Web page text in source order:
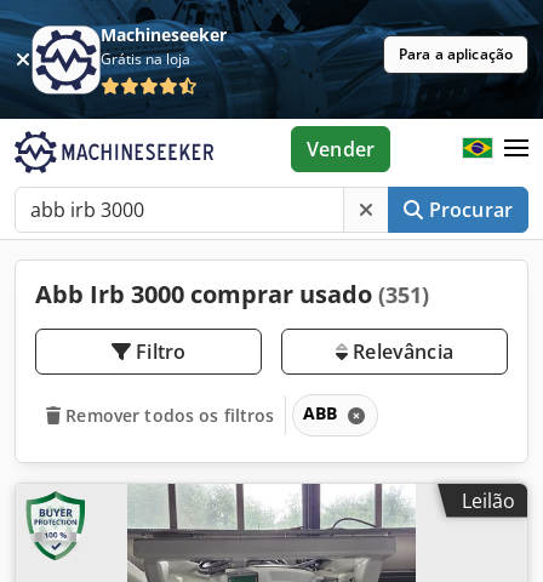
Machineseeker
Grátis na loja Para a aplicação
Procurar
Vender
Abb Irb 3000 comprar usado (351)
Filtro Relevância
Remover todos os filtros ABB
Leilão